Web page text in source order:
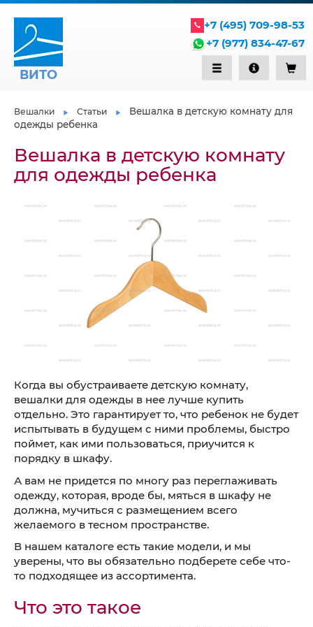
ВИТО
+7 (495) 709-98-53
+7 (977) 834-47-67
Вешалки Статьи
Вешалка в детскую комнату для
одежды ребенка
Вешалка в детскую комнату
для одежды ребенка
Когда вы обустраиваете детскую комнату,
вешалки для одежды в нее лучше купить
отдельно. Это гарантирует то, что ребенок не будет
испытывать в будущем с ними проблемы, быстро
поймет, как ими пользоваться, приучится к
порядку в шкафу.
А вам не придется по многу раз переглаживать
одежду, которая, вроде бы, мяться в шкафу не
должна, мучиться с размещением всего
желаемого в тесном пространстве.
В нашем каталоге есть такие модели, и мы
уверены, что вы обязательно подберете себе что-
то подходящее из ассортимента.
Что это такое